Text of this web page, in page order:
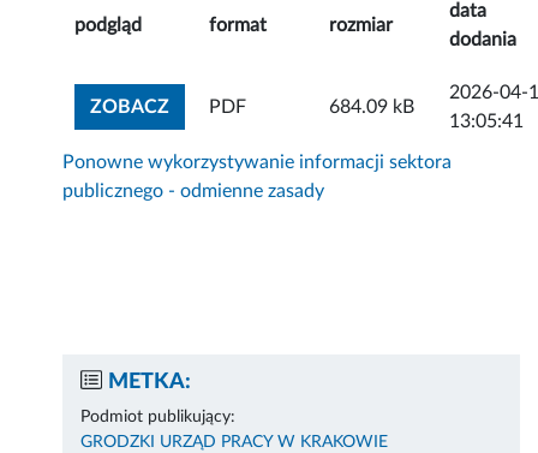
podgląd format rozmiar
data
dodania
ZOBACZZOBACZ ZAŁĄCZNIK
PDF 684.09 kB
2026-04-
13:05:41
Ponowne wykorzystywanie informacji sektora
publicznego - odmienne zasady
METKA:
Podmiot publikujący:
GRODZKI URZĄD PRACY W KRAKOWIE